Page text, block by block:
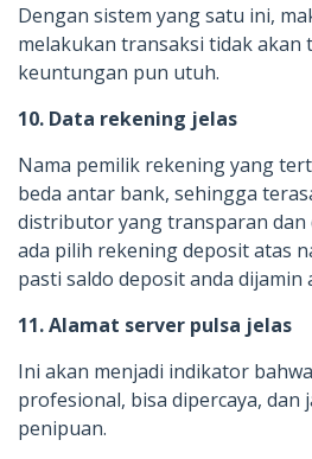
Dengan sistem yang satu ini,
melakukan transaksi tidak
keuntungan pun utuh.
10. Data rekening jelas
Nama pemilik rekening yang
beda antar bank, sehingga
distributor yang transparan dan
ada pilih rekening deposit atas
pasti saldo deposit anda dijamin
11. Alamat server pulsa jelas
Ini akan menjadi indikator
profesional, bisa dipercaya, dan
penipuan.